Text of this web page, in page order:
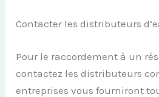
Contacter les distributeurs
Pour le raccordement à un
contactez les distributeurs
entreprises vous fourniront